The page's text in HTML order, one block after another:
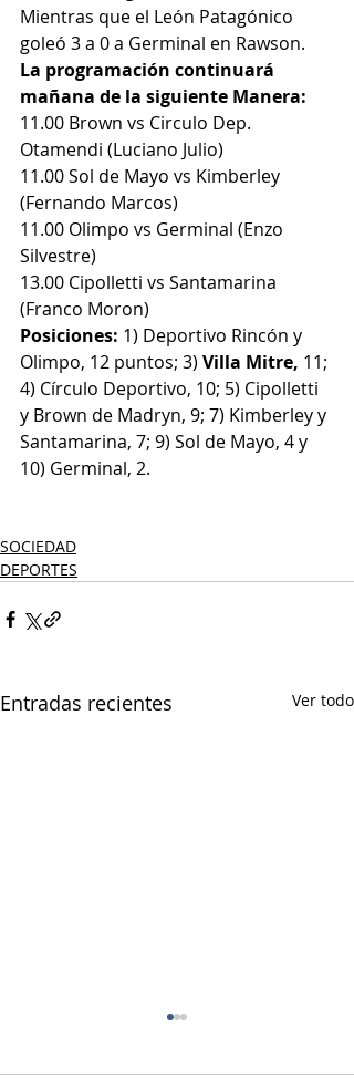
Mientras que el León Patagónico
goleó 3 a 0 a Germinal en Rawson.
La programación continuará
mañana de la siguiente Manera:
11.00 Brown vs Circulo Dep.
Otamendi (Luciano Julio)
11.00 Sol de Mayo vs Kimberley
(Fernando Marcos)
11.00 Olimpo vs Germinal (Enzo
Silvestre)
13.00 Cipolletti vs Santamarina
(Franco Moron)
Posiciones: 1) Deportivo Rincón y
Olimpo, 12 puntos; 3) Villa Mitre, 11;
4) Círculo Deportivo, 10; 5) Cipolletti
y Brown de Madryn, 9; 7) Kimberley y
Santamarina, 7; 9) Sol de Mayo, 4 y
10) Germinal, 2.
SOCIEDAD
DEPORTES
Entradas recientes Ver todo